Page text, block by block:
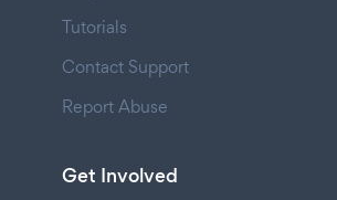
Tutorials
Contact Support
Report Abuse
Get Involved